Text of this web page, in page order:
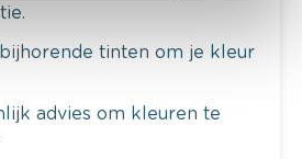
tinten om je kleur
advies om kleuren te